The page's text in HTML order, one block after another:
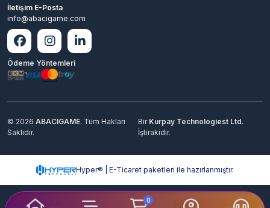
0
İletişim E-Posta
info@abacigame.com
Ödeme Yöntemleri
© 2026 ABACIGAME. Tüm Hakları
Saklıdır.
Bir Kurpay Technologiest Ltd.
İştirakidir.
Hyper® | E-Ticaret paketleri ile hazırlanmıştır.